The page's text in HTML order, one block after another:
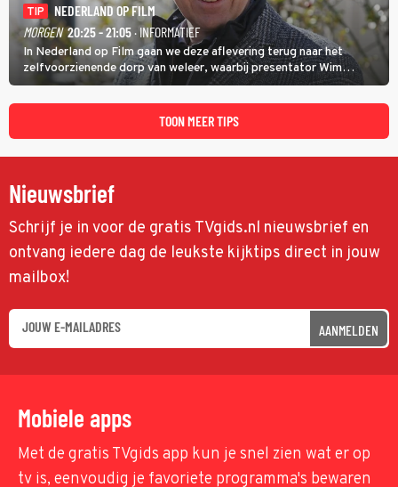
TIP
NEDERLAND OP FILM
MORGEN 20:25 - 21:05· INFORMATIEF
In Nederland op Film gaan we deze aflevering terug naar het
zelfvoorzienende dorp van weleer, waarbij presentator Wim
Daniëls de kijkers meeneemt op reis door de tijd aan de hand van
unieke amateurbeelden uit verschillende decennia. (HH)
TOON MEER TIPS
Nieuwsbrief
Schrijf je in voor de gratis TVgids.nl nieuwsbrief en
ontvang iedere dag de leukste kijktips direct in jouw
mailbox!
AANMELDEN
Mobiele apps
Met de gratis TVgids app kun je snel zien wat er op
tv is, eenvoudig je favoriete programma's bewaren